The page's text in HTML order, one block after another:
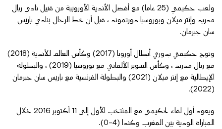
ولعب حكيمي (25 عاما) مع أفضل الأندية الأوروبية من قبيل نادي ريال
مدريد وإنتر ميلان وبوروسيا دورتموند ، قبل أن يحط الرحال بنادي باريس
سان جيرمان.
وتوج حكيمي بدوري أبطال أوروبا (2017) وكأس العالم للأندية (2018)
مع ريال مدريد ، وكأس السوبر الألماني مع بوروسيا (2019) ، والبطولة
الإيطالية مع إنتر ميلان (2021) والبطولة الفرنسية مع باريس سان جيرمان
(2022).
ويعود أول لقاء لحكيمي مع المنتخب الأول إلى 11 أكتوبر 2016 خلال
المباراة الودية بين المغرب وكندا (4-0).